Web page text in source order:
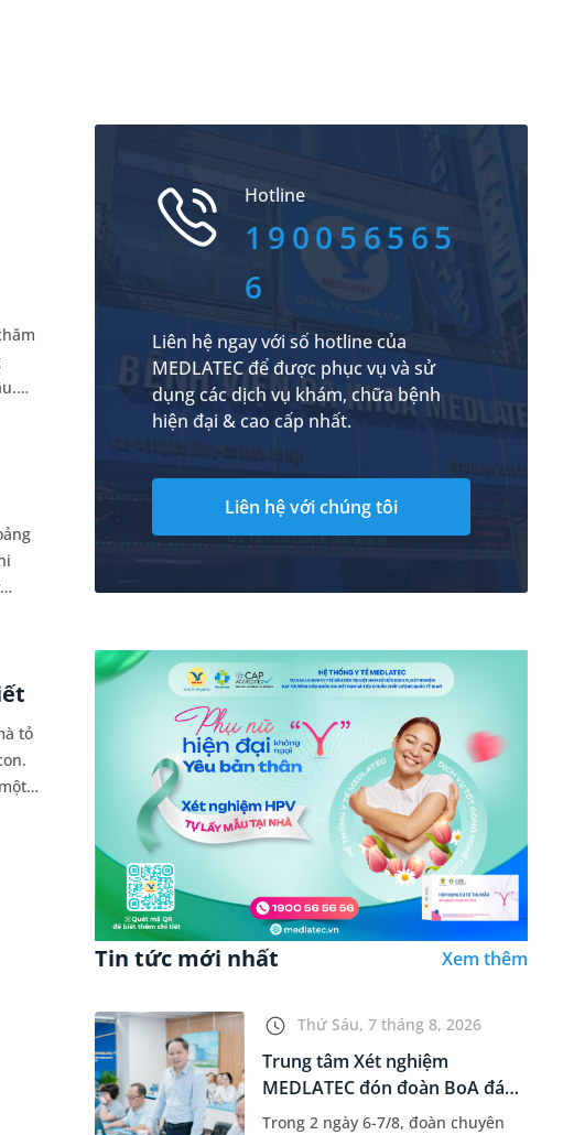
tỏ
Hotline
190056565
6
Liên hệ ngay với số hotline của
MEDLATEC để được phục vụ và sử
dụng các dịch vụ khám, chữa bệnh
hiện đại & cao cấp nhất.
Liên hệ với chúng tôi
Tin tức mới nhất Xem thêm
Thứ Sáu, 7 tháng 8, 2026
Trung tâm Xét nghiệm
MEDLATEC đón đoàn BoA đánh
giá giám...
Trong 2 ngày 6-7/8, đoàn chuyên